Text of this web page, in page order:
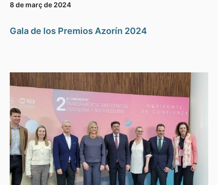
8 de març de 2024
Gala de los Premios Azorín 2024